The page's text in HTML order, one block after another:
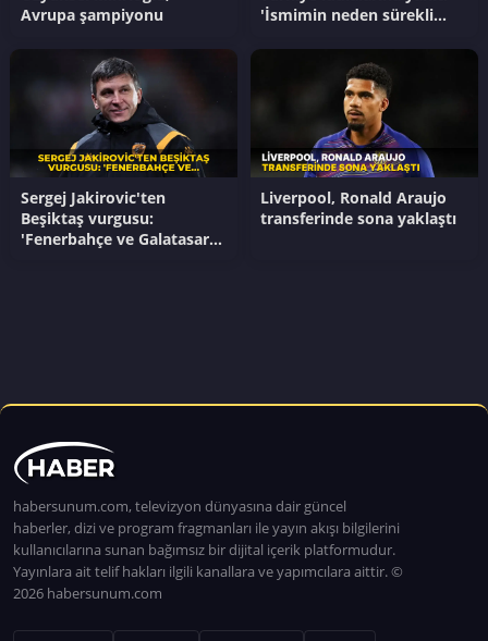
Avrupa şampiyonu
'İsmimin neden sürekli
Sergej Jakirovic'ten
Beşiktaş vurgusu:
'Fenerbahçe ve Galatasaray
Liverpool, Ronald Araujo
transferinde sona yaklaştı
habersunum.com, televizyon dünyasına dair güncel
haberler, dizi ve program fragmanları ile yayın akışı bilgilerini
kullanıcılarına sunan bağımsız bir dijital içerik platformudur.
Yayınlara ait telif hakları ilgili kanallara ve yapımcılara aittir. ©
2026 habersunum.com